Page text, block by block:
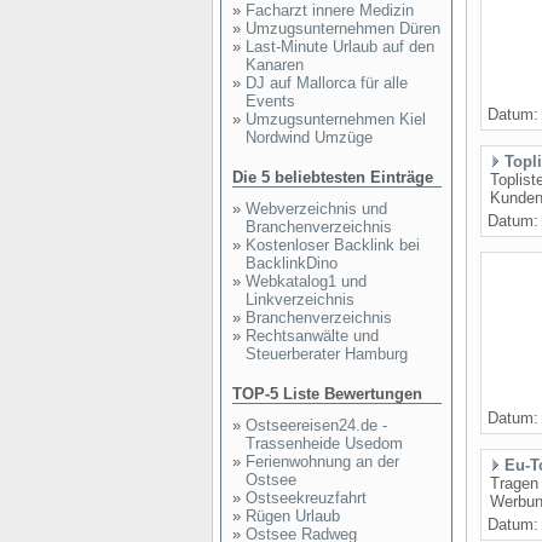
» Facharzt innere Medizin
» Umzugsunternehmen Düren
» Last-Minute Urlaub auf den
Kanaren
» DJ auf Mallorca für alle
Events
» Umzugsunternehmen Kiel
Nordwind Umzüge
Die 5 beliebtesten Einträge
» Webverzeichnis und
Branchenverzeichnis
» Kostenloser Backlink bei
BacklinkDino
» Webkatalog1 und
Linkverzeichnis
» Branchenverzeichnis
» Rechtsanwälte und
Steuerberater Hamburg
TOP-5 Liste Bewertungen
» Ostseereisen24.de -
Trassenheide Usedom
» Ferienwohnung an der
Ostsee
» Ostseekreuzfahrt
» Rügen Urlaub
» Ostsee Radweg
Datum:
Datum:
Datum:
Eu-
Datum: